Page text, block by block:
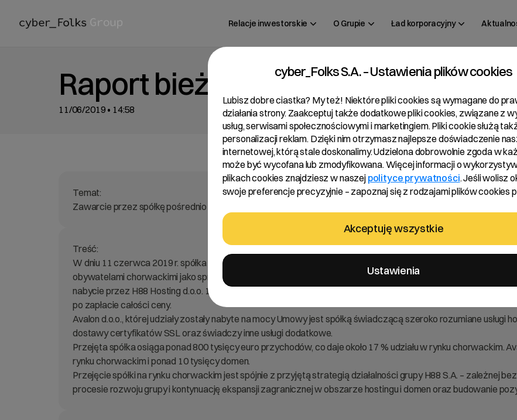
Relacje inwestorskie O Grupie Ład korporacyjny
Raport bieżący 09/2019
11/06/2019 • 14:58
Temat:
Zawarcie przez spółkę pośrednio zależną H88 Hosting d.o.o. z siedzibą w Chorwacji umowy nabycia udziałów
Treść:
W dniu 11 czerwca 2019 r. spółka pośrednio zależna od Spółki, tj. H88 Hosting d.o.o. z siedzibą w Chorwacji
obywatelami chorwackimi jako sprzedającymi, umowę sprzedaży udziałów spółki Avalon d.o.o. z siedzibą w
nabycie przez H88 Hosting d.o.o. 100% udziałów Avalon d.o.o. za cenę 1 850 000 euro. Zgodnie z
po zapłacie całości ceny.
Avalon d.o.o., której udziały zostały nabyte na mocy Umowy jest spółką świadczącą szeroko rozumiane usługi
dostawy certyfikatów SSL oraz świadczy inne usługi dodatkowe.
Przejęta spółka osiąga ponad 800 tysięcy euro przychodów, co daje około 17 % udziału w rynku chorwackim.
rynku chorwackim i ponad 10 tysięcy domen.
Przejęcie spółki na rynku chorwackim jest spójnie z przyjętą strategią działalności grupy H88 S.A. – zależnej
procesie rozwoju grupy i kontynuację ekspansji zagranicznej w obszarze hostingu i domen oraz budowanie
cyber_Folks S.A. – Ustawienia plików cookies
Lubisz dobre ciastka? My też! Niektóre pliki cookies są wymagane do
działania strony. Zaakceptuj także dodatkowe pliki cookies, związane z
usług, serwisami społecznościowymi i marketingiem. Pliki cookie służą
personalizacji reklam. Dzięki nim otrzymasz najlepsze doświadczenie
internetowej, którą stale doskonalimy. Udzielona dobrowolnie zgoda w
może być wycofana lub zmodyfikowana. Więcej informacji o
plikach cookies znajdziesz w naszej polityce prywatności. Jeśli wolisz
swoje preferencje precyzyjnie – zapoznaj się z rodzajami plików cookies
Akceptuję wszystkie
Ustawienia